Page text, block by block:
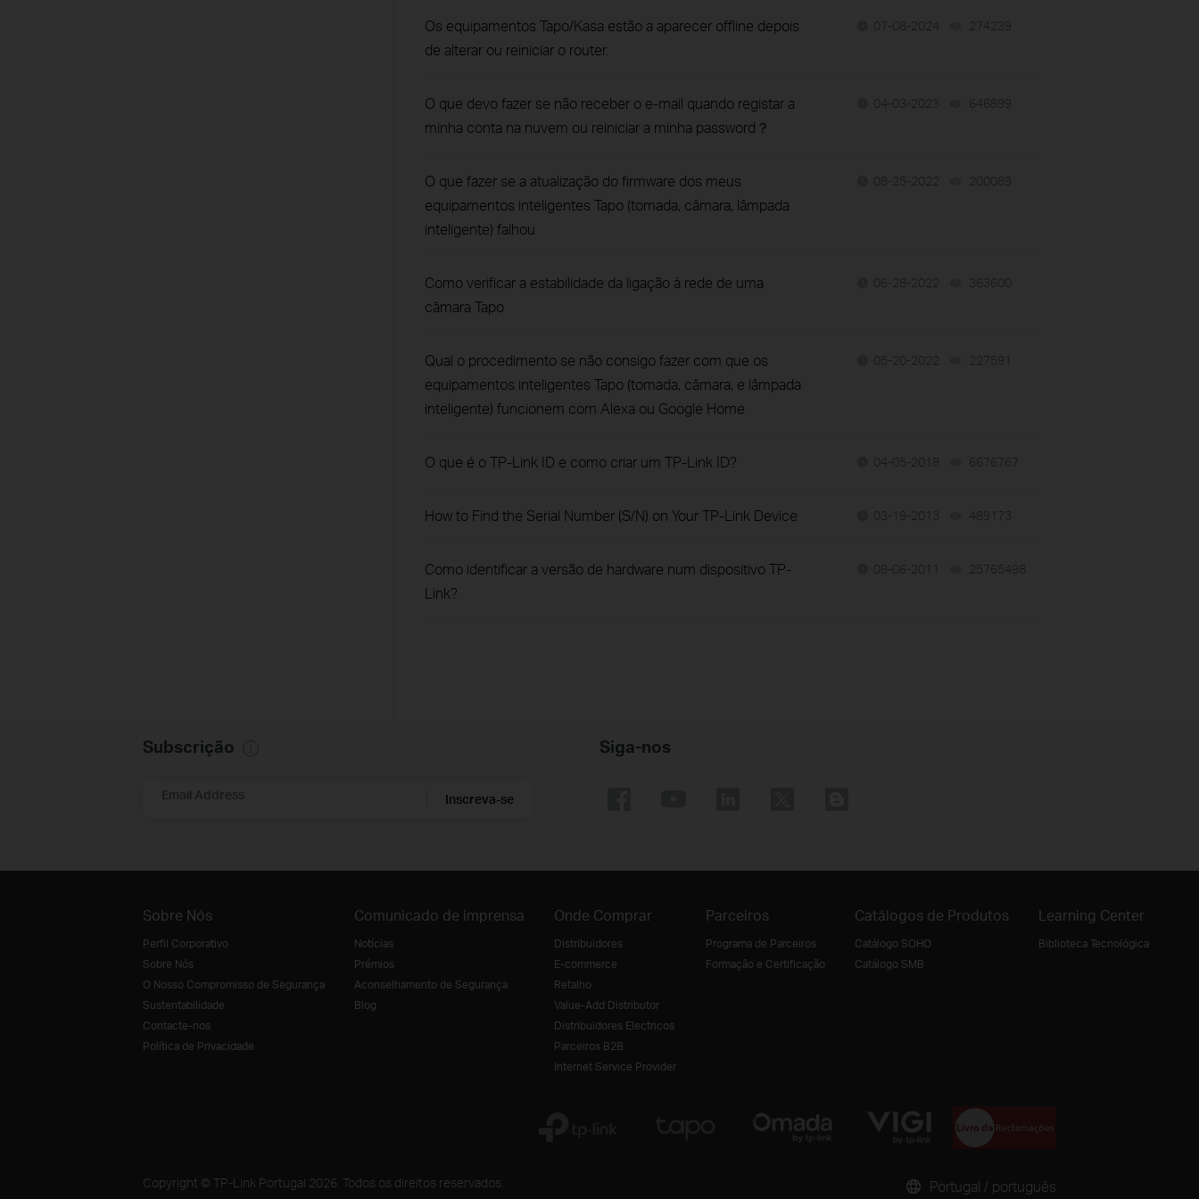
Os equipamentos Tapo/Kasa estão a aparecer offline depois
de alterar ou reiniciar o router.
07-08-2024 274239
O que devo fazer se não receber o e-mail quando registar a
minha conta na nuvem ou reiniciar a minha password？
04-03-2023 646899
O que fazer se a atualização do firmware dos meus
equipamentos inteligentes Tapo (tomada, câmara, lâmpada
inteligente) falhou
08-25-2022 200089
Como verificar a estabilidade da ligação à rede de uma
câmara Tapo
06-28-2022 363600
Qual o procedimento se não consigo fazer com que os
equipamentos inteligentes Tapo (tomada, câmara, e lâmpada
inteligente) funcionem com Alexa ou Google Home
05-20-2022 227591
O que é o TP-Link ID e como criar um TP-Link ID? 04-05-2018 6676767
How to Find the Serial Number (S/N) on Your TP-Link Device 03-19-2013 489173
Como identificar a versão de hardware num dispositivo TP-
Link?
09-06-2011 25765498
Subscrição
Email Address Inscreva-se
Siga-nos
Sobre Nós
Perfil Corporativo
Sobre Nós
O Nosso Compromisso de Segurança
Sustentabilidade
Contacte-nos
Política de Privacidade
Comunicado de imprensa
Notícias
Prémios
Aconselhamento de Segurança
Blog
Onde Comprar
Distribuidores
E-commerce
Retalho
Value-Add Distributor
Distribuidores Electricos
Parceiros B2B
Internet Service Provider
Parceiros
Programa de Parceiros
Formação e Certificação
Catálogos de Produtos
Catálogo SOHO
Catálogo SMB
Learning Center
Biblioteca Tecnológica
Copyright © TP-Link Portugal 2026. Todos os direitos reservados. Portugal / português